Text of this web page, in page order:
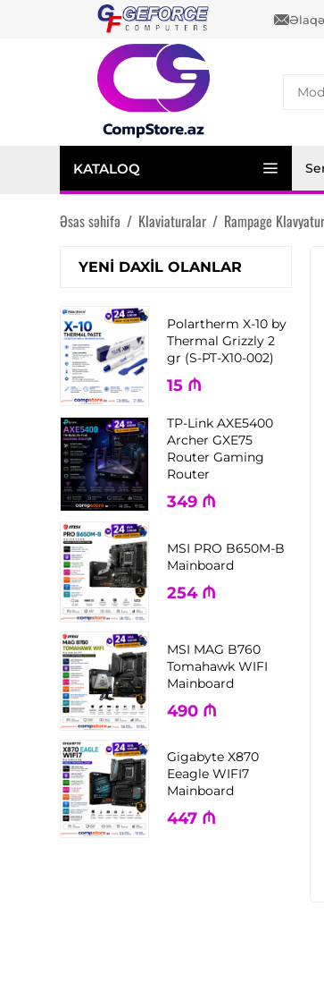
Əlaqə
KATALOQ
Əsas səhifə / Klaviaturalar / Rampage
YENI DAXIL OLANLAR
Polartherm X-10 by
Thermal Grizzly 2
gr (S-PT-X10-002)
15 ₼
TP-Link AXE5400
Archer GXE75
Router Gaming
Router
349 ₼
MSI PRO B650M-B
Mainboard
254 ₼
MSI MAG B760
Tomahawk WIFI
Mainboard
490 ₼
Gigabyte X870
Eeagle WIFI7
Mainboard
447 ₼